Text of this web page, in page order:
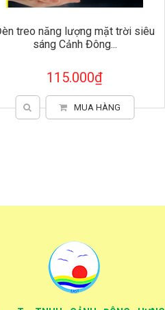
treo năng lượng mặt trời siêu
sáng Cảnh Đông...
115.000₫
MUA HÀNG